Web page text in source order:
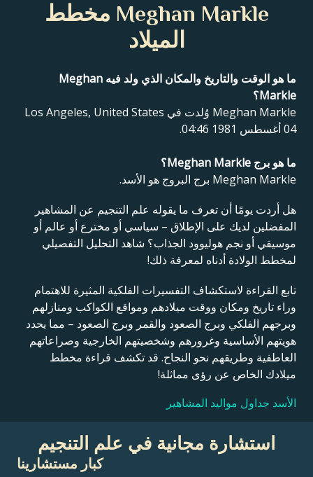
Meghan Markle مخطط
الميلاد
ما هو الوقت والتاريخ والمكان الذي ولد فيه Meghan
Markle؟
Meghan Markle وُلدت في Los Angeles, United States
04 أغسطس 1981 04:46.
ما هو برج Meghan Markle؟
Meghan Markle برج البروج هو الأسد.
هل أردت يومًا أن تعرف ما يقوله علم التنجيم عن المشاهير
المفضلين لديك على الإطلاق – سياسي أو مخترع أو عالم أو
موسيقي أو نجم هوليوود الجذاب؟ شاهد التحليل التفصيلي
لمخطط الولادة أدناه لمعرفة ذلك!
تابع القراءة لاستكشاف التفسيرات الفلكية المثيرة للاهتمام
وراء تاريخ ومكان ووقت ميلادهم ومواقع الكواكب ومنازلهم
وبرجهم الفلكي وبرج الصعود والقمر وبرج الصعود – مما يحدد
هويتهم الأساسية وغرورهم وشخصيتهم الخارجية وصراعاتهم
العاطفية وطريقهم نحو النجاح. قد تكشف قراءة مخطط
ميلادك الخاص عن رؤى مماثلة!
الأسد جداول مواليد المشاهير
استشارة مجانية في علم التنجيم
كبار مستشارينا